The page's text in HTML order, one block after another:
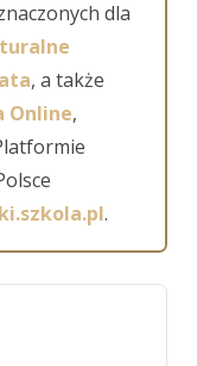
dla
, a także
Online,
.